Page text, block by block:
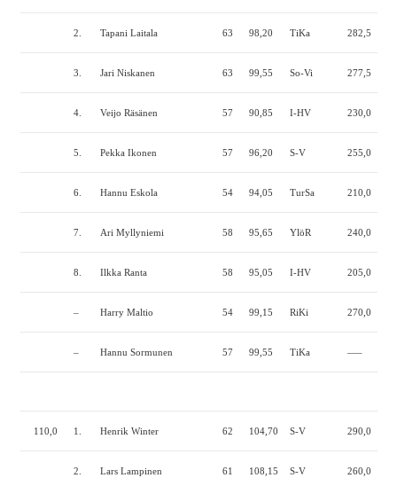
2. Tapani Laitala 63 98,20 TiKa 282,5
3. Jari Niskanen 63 99,55 So-Vi 277,5
4. Veijo Räsänen 57 90,85 I-HV 230,0
5. Pekka Ikonen 57 96,20 S-V 255,0
6. Hannu Eskola 54 94,05 TurSa 210,0
7. Ari Myllyniemi 58 95,65 YlöR 240,0
8. Ilkka Ranta 58 95,05 I-HV 205,0
– Harry Maltio 54 99,15 RiKi 270,0
– Hannu Sormunen 57 99,55 TiKa —–
110,0 1. Henrik Winter 62 104,70 S-V 290,0
2. Lars Lampinen 61 108,15 S-V 260,0